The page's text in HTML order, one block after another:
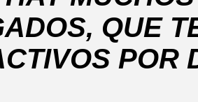
QUE
POR